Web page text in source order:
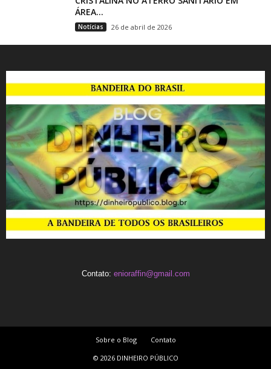
ÁREA...
Notícias 26 de abril de 2026
Contato: enioraffin@gmail.com
Sobre o Blog
Contato
© 2026 DINHEIRO PÚBLICO